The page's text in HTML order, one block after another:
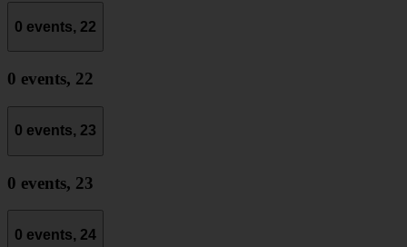
0 events, 22
0 events, 22
0 events, 23
0 events, 23
0 events, 24